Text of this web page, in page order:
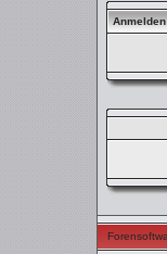
Anmelden